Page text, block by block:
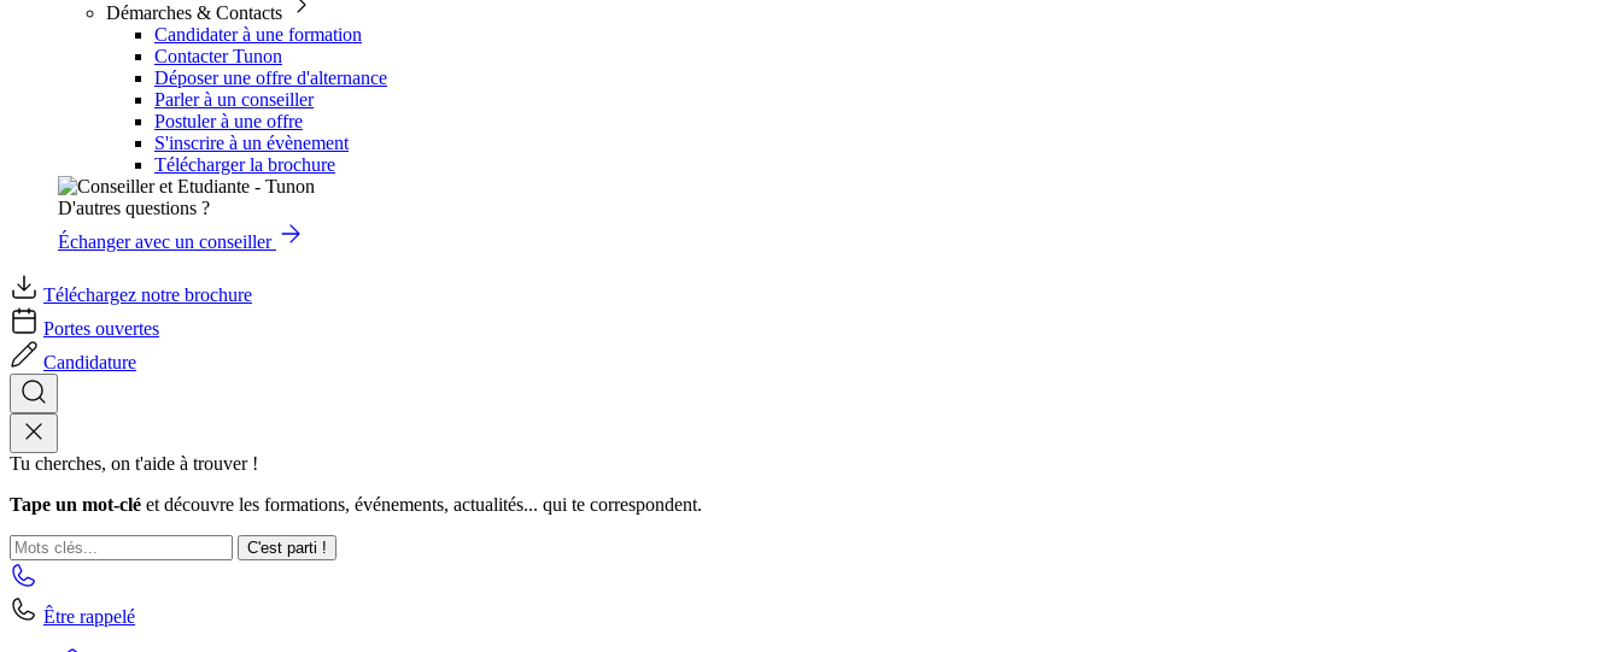
Démarches & Contacts
Candidater à une formation
Contacter Tunon
Déposer une offre d'alternance
Parler à un conseiller
Postuler à une offre
S'inscrire à un évènement
Télécharger la brochure
D'autres questions ?
Échanger avec un conseiller
Téléchargez notre brochure
Portes ouvertes
Candidature
Tu cherches, on t'aide à trouver !
Tape un mot-clé et découvre les formations, événements, actualités... qui te correspondent.
C'est parti !
Être rappelé